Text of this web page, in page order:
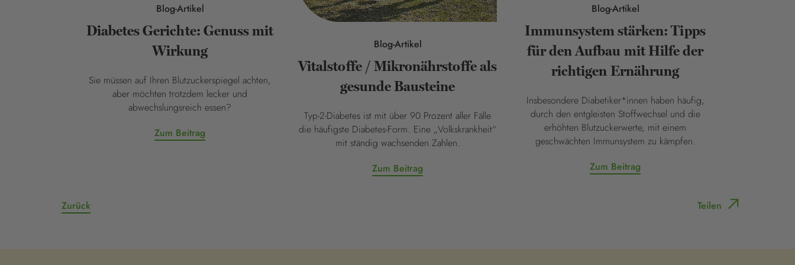
Blog-Artikel
Diabetes Gerichte: Genuss mit
Wirkung
Sie müssen auf Ihren Blutzuckerspiegel achten,
aber möchten trotzdem lecker und
abwechslungsreich essen?
Zum Beitrag
Blog-Artikel
Vitalstoffe / Mikronährstoffe als
gesunde Bausteine
Typ-2-Diabetes ist mit über 90 Prozent aller Fälle
die häufigste Diabetes-Form. Eine „Volkskrankheit“
mit ständig wachsenden Zahlen.
Zum Beitrag
Blog-Artikel
Immunsystem stärken: Tipps
für den Aufbau mit Hilfe der
richtigen Ernährung
Insbesondere Diabetiker*innen haben häufig,
durch den entgleisten Stoffwechsel und die
erhöhten Blutzuckerwerte, mit einem
geschwächten Immunsystem zu kämpfen.
Zum Beitrag
Zurück Teilen